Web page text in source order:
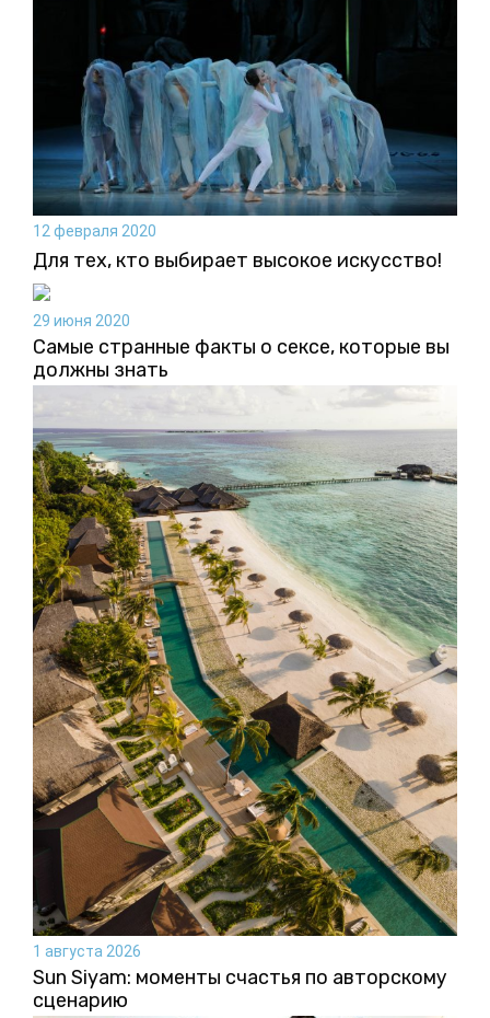
12 февраля 2020
Для тех, кто выбирает высокое искусство!
29 июня 2020
Самые странные факты о сексе, которые вы
должны знать
1 августа 2026
Sun Siyam: моменты счастья по авторскому
сценарию